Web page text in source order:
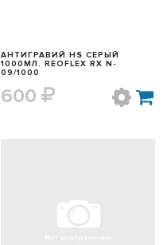
АНТИГРАВИЙ HS СЕРЫЙ
1000МЛ. REOFLEX RX N-
09/1000
600